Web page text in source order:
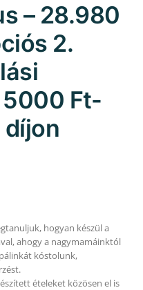
– 28.980
2.
Ft-
hogyan készül a
ahogy a nagymamáinktól
kóstolunk,
ételeket közösen el is